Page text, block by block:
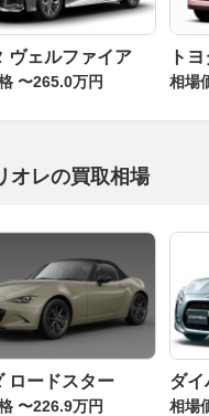
ヴェルファイア
〜265.0万円
ト
相場
オレの買取相場
ロードスター
〜226.9万円
ダイ
相場